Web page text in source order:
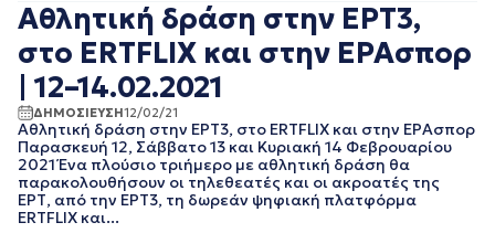
Αθλητική δράση στην ΕΡΤ3,
στο ERTFLIX και στην ΕΡΑσπορ
| 12–14.02.2021
ΔΗΜΟΣΙΕΥΣΗ12/02/21
Αθλητική δράση στην ΕΡΤ3, στο ERTFLIX και στην ΕΡΑσπορ
Παρασκευή 12, Σάββατο 13 και Κυριακή 14 Φεβρουαρίου
2021 Ένα πλούσιο τριήμερο με αθλητική δράση θα
παρακολουθήσουν οι τηλεθεατές και οι ακροατές της
ΕΡΤ, από την ΕΡΤ3, τη δωρεάν ψηφιακή πλατφόρμα
ERTFLIX και...